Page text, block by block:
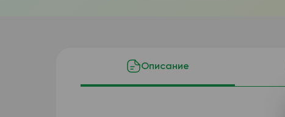
Описание